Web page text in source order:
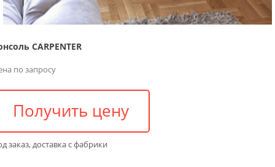
CARPENTER
по запросу
Получить цену
заказ, доставка с фабрики